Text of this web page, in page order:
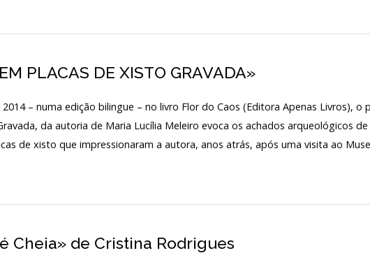
PLACAS DE XISTO GRAVADA»
– numa edição bilingue – no livro Flor do Caos (Editora Apenas Livros), o
da autoria de Maria Lucília Meleiro evoca os achados arqueológicos
de xisto que impressionaram a autora, anos atrás, após uma visita ao
Cheia» de Cristina Rodrigues